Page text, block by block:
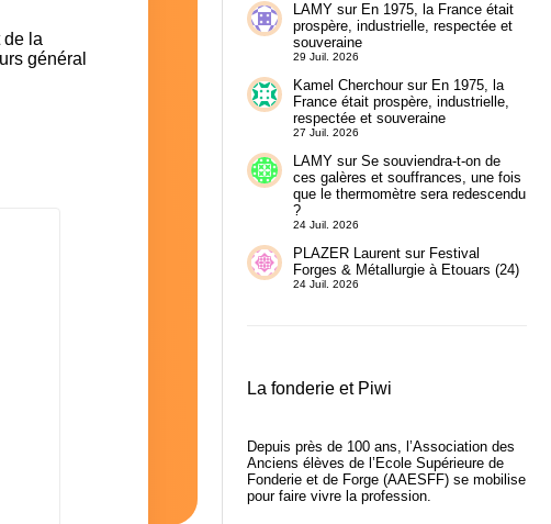
de la
général
LAMYsur En 1975, la France était
prospère, industrielle, respectée et
souveraine
29 Juil. 2026
Kamel Cherchoursur En 1975, la
France était prospère, industrielle,
respectée et souveraine
27 Juil. 2026
LAMYsur Se souviendra-t-on de
ces galères et souffrances, une fois
que le thermomètre sera redescendu
?
24 Juil. 2026
PLAZER Laurentsur Festival
Forges & Métallurgie à Etouars (24)
24 Juil. 2026
La fonderie et Piwi
Depuis près de 100 ans, l’Association des
Anciens élèves de l’Ecole Supérieure de
Fonderie et de Forge (AAESFF) se mobilise
pour faire vivre la profession.